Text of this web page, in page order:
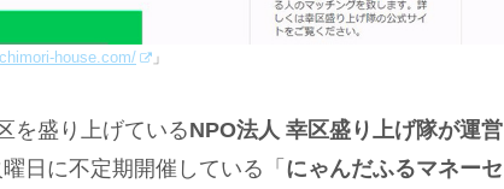
house.com/ 」
を盛り上げているNPO法人 幸区盛り上げ隊が運営
日に不定期開催している「 にゃんだふるマネーセ